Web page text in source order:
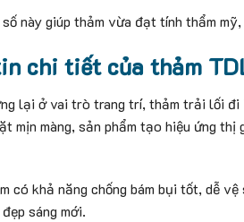
này giúp thảm vừa đạt tính thẩm
chi tiết của thảm
lại ở vai trò trang trí, thảm trải lối
mịn màng, sản phẩm tạo hiệu ứng
có khả năng chống bám bụi tốt, dễ
sáng mới.